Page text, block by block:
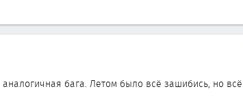
бага. Летом было всё зашибись, но